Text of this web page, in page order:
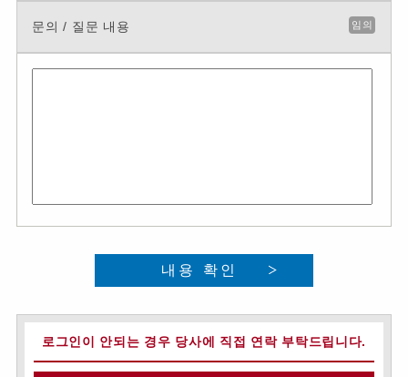
문의 / 질문 내용 임의
내용 확인
로그인이 안되는 경우 당사에 직접 연락 부탁드립니다.